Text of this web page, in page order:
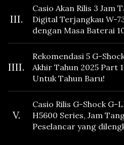
III.
Casio Akan Rilis 3 Jam
Digital Terjangkau W-
dengan Masa Baterai
Fitur Vibration
IIII.
Rekomendasi 5 G-
Akhir Tahun 2025 Part
Untuk Tahun Baru!
V.
Casio Rilis G-Shock G-
H5600 Series, Jam
Peselancar yang